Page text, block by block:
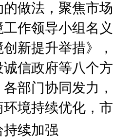
做法，聚焦市
作领导小组名
新提升举措》
信政府等八个
部门协同发力
境持续优化，
续加强